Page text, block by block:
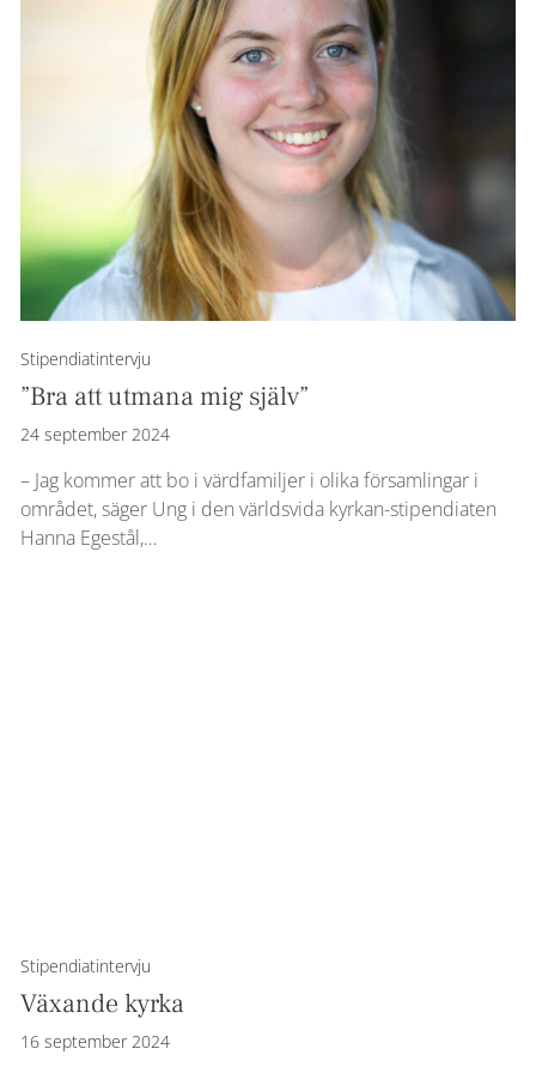
Stipendiatintervju
”Bra att utmana mig själv”
24 september 2024
– Jag kommer att bo i värdfamiljer i olika församlingar i
området, säger Ung i den världsvida kyrkan-stipendiaten
Hanna Egestål,…
Stipendiatintervju
Växande kyrka
16 september 2024